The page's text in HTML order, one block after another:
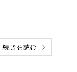
続きを読む